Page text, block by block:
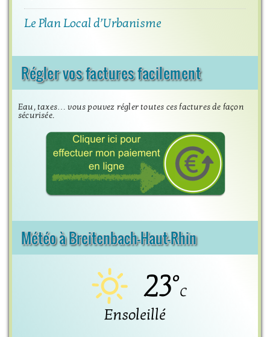
Le Plan Local d’Urbanisme
Régler vos factures facilement
Eau, taxes… vous pouvez régler toutes ces factures de façon
sécurisée.
Météo à Breitenbach-Haut-Rhin
23°C
Ensoleillé